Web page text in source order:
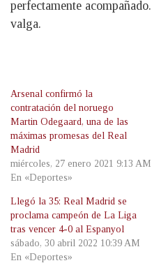
perfectamente
valga.
Arsenal confirmó la
contratación del noruego
Martin Odegaard, una de las
máximas promesas del Real
Madrid
miércoles, 27 enero 2021 9:13 AM
En «Deportes»
Llegó la 35: Real Madrid se
proclama campeón de La Liga
tras vencer 4-0 al Espanyol
sábado, 30 abril 2022 10:39 AM
En «Deportes»